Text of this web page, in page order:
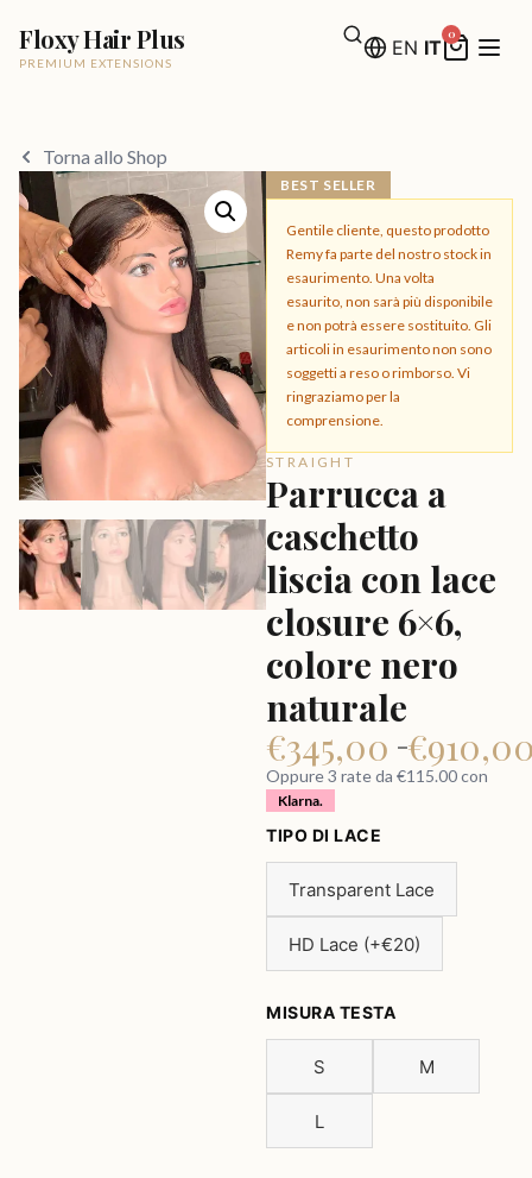
Floxy Hair Plus
PREMIUM EXTENSIONS
EN IT
0
Torna allo Shop
BEST SELLER
Gentile cliente, questo prodotto
Remy fa parte del nostro stock in
esaurimento. Una volta
esaurito, non sarà più disponibile
e non potrà essere sostituito. Gli
articoli in esaurimento non sono
soggetti a reso o rimborso. Vi
ringraziamo per la
comprensione.
STRAIGHT
Parrucca a
caschetto
liscia con lace
closure 6×6,
colore nero
naturale
345,00
€ –€
Oppure 3 rate da €115.00 con
Klarna.
TIPO DI LACE
Transparent Lace
HD Lace (+€20)
MISURA TESTA
S M
L